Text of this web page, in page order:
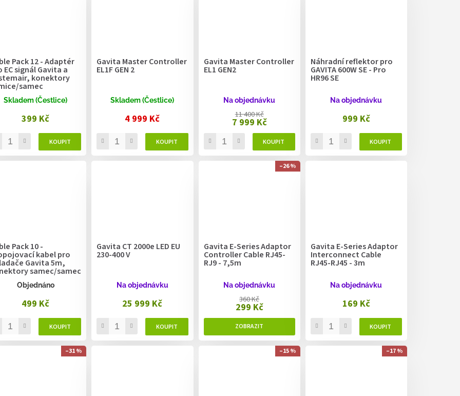
Pack 12 - Adaptér
EC signál Gavita a
konektory
samec
Skladem (Čestlice)
399 Kč
Gavita Master Controller
EL1F GEN 2
Skladem (Čestlice)
4 999 Kč
Gavita Master Controller
EL1 GEN2
Na objednávku
7 999 Kč
11 400 Kč
Náhradní reflektor pro
GAVITA 600W SE - Pro
HR96 SE
Na objednávku
999 Kč
Pack 10 -
kabel pro
Gavita 5m,
samec/samec
Objednáno
499 Kč
Gavita CT 2000e LED EU
230-400 V
Na objednávku
25 999 Kč
–26 %
Gavita E-Series Adaptor
Controller Cable RJ45-
RJ9 - 7,5m
Na objednávku
299 Kč
360 Kč
Gavita E-Series Adaptor
Interconnect Cable
RJ45-RJ45 - 3m
Na objednávku
169 Kč
–31 % –15 % –17 %